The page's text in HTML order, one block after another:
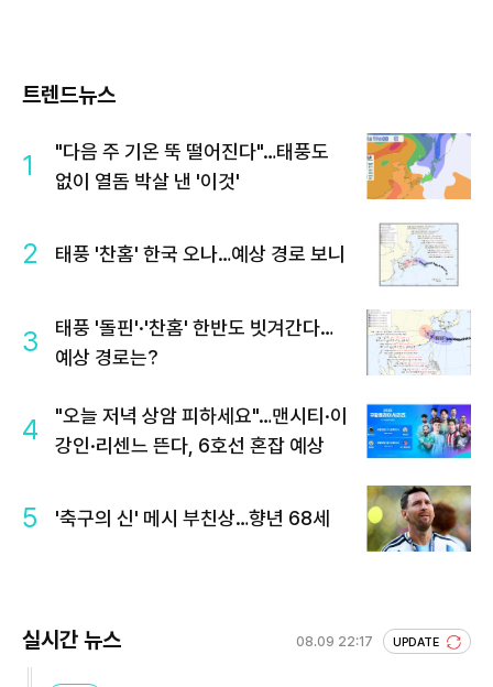
트렌드뉴스
1
"다음 주 기온 뚝 떨어진다"…태풍도
없이 열돔 박살 낸 '이것'
2 태풍 '찬홈' 한국 오나…예상 경로 보니
3
태풍 '돌핀'·'찬홈' 한반도 빗겨간다…
예상 경로는?
4
"오늘 저녁 상암 피하세요"…맨시티·이
강인·리센느 뜬다, 6호선 혼잡 예상
5 '축구의 신' 메시 부친상…향년 68세
실시간 뉴스 08.09 22:17 UPDATE